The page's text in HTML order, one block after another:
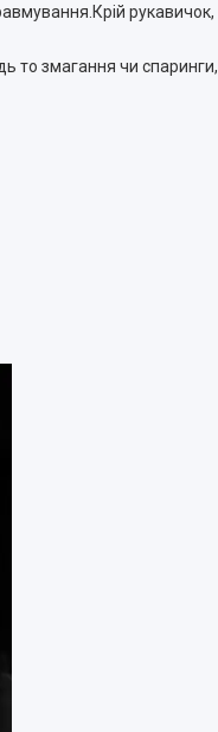
рукавичок,
то змагання чи спаринги,